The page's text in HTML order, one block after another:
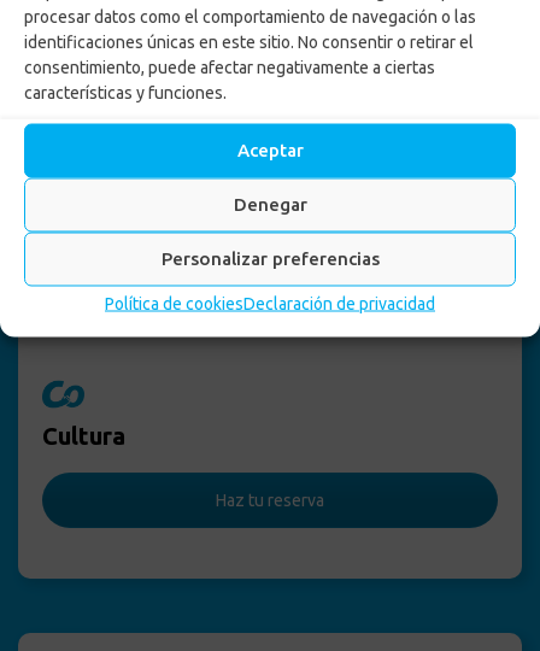
procesar datos como el comportamiento de navegación o las
identificaciones únicas en este sitio. No consentir o retirar el
consentimiento, puede afectar negativamente a ciertas
características y funciones.
Aceptar
Denegar
Personalizar preferencias
Política de cookiesDeclaración de privacidad
Cultura
Haz tu reserva